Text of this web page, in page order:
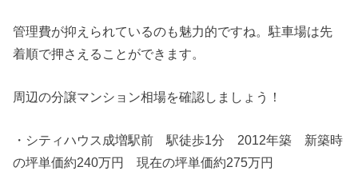
管理費が抑えられているのも魅力的ですね。駐車場は先
着順で押さえることができます。
周辺の分譲マンション相場を確認しましょう！
・シティハウス成増駅前 駅徒歩1分 2012年築 新築時
の坪単価約240万円 現在の坪単価約275万円